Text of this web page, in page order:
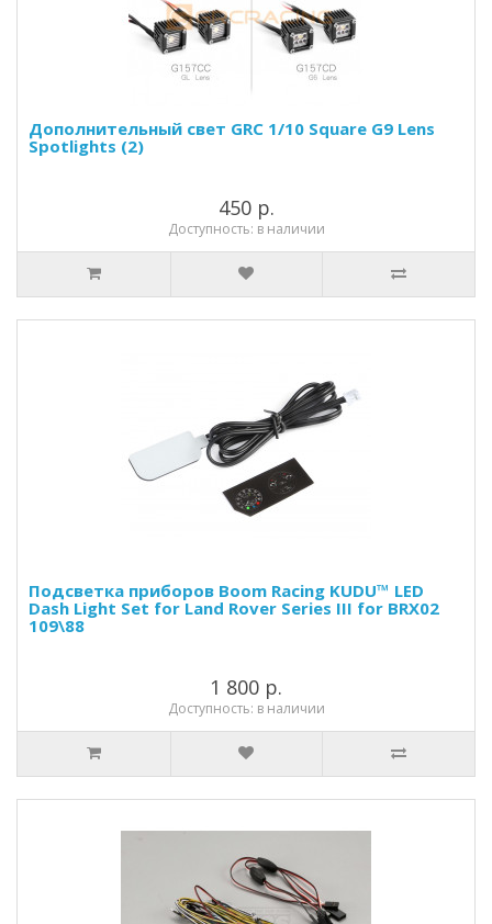
Дополнительный свет GRC 1/10 Square G9 Lens
Spotlights (2)
450 р.
Доступность: в наличии
Подсветка приборов Boom Racing KUDU™ LED
Dash Light Set for Land Rover Series III for BRX02
109\88
1 800 р.
Доступность: в наличии